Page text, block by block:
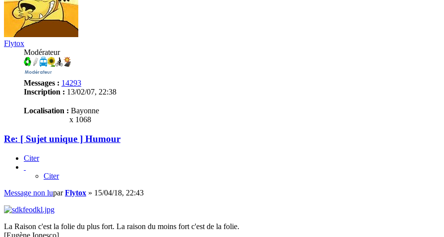
Flytox
Modérateur
Messages : 14293
Inscription : 13/02/07, 22:38
Localisation : Bayonne
x 1068
Re: [ Sujet unique ] Humour
Citer
Citer
Message non luparFlytox » 15/04/18, 22:43
La Raison c'est la folie du plus fort. La raison du moins fort c'est de la folie.
[Eugène Ionesco]